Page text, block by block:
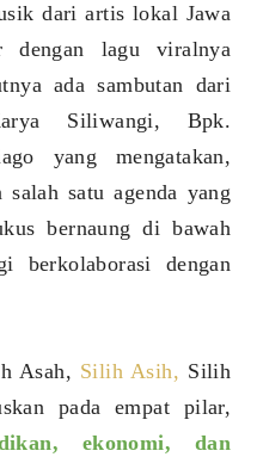
dari artis lokal Jawa
dengan lagu viralnya
ada sambutan dari
Siliwangi, Bpk.
yang mengatakan,
satu agenda yang
bernaung di bawah
berkolaborasi dengan
Asah, Silih Asih, Silih
pada empat pilar,
ekonomi, dan